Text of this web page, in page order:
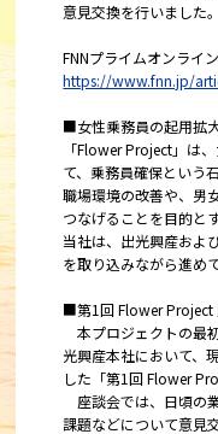
意見交換を行いました。
FNNプライムオンライン
https://www.fnn.jp/
■女性乗務員の起用拡
「Flower Project」は
て、乗務員確保という
職場環境の改善や、男
つなげることを目的と
当社は、出光興産およ
を取り込みながら進め
■第1回 Flower Project
本プロジェクトの最
光興産本社において、
した「第1回 Flower
座談会では、日頃の
課題などについて意見